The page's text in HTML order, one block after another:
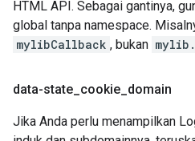
HTML API. Sebagai gantinya,
global tanpa namespace.
mylibCallback , bukan
data-state cookie domain
Jika Anda perlu menampilkan